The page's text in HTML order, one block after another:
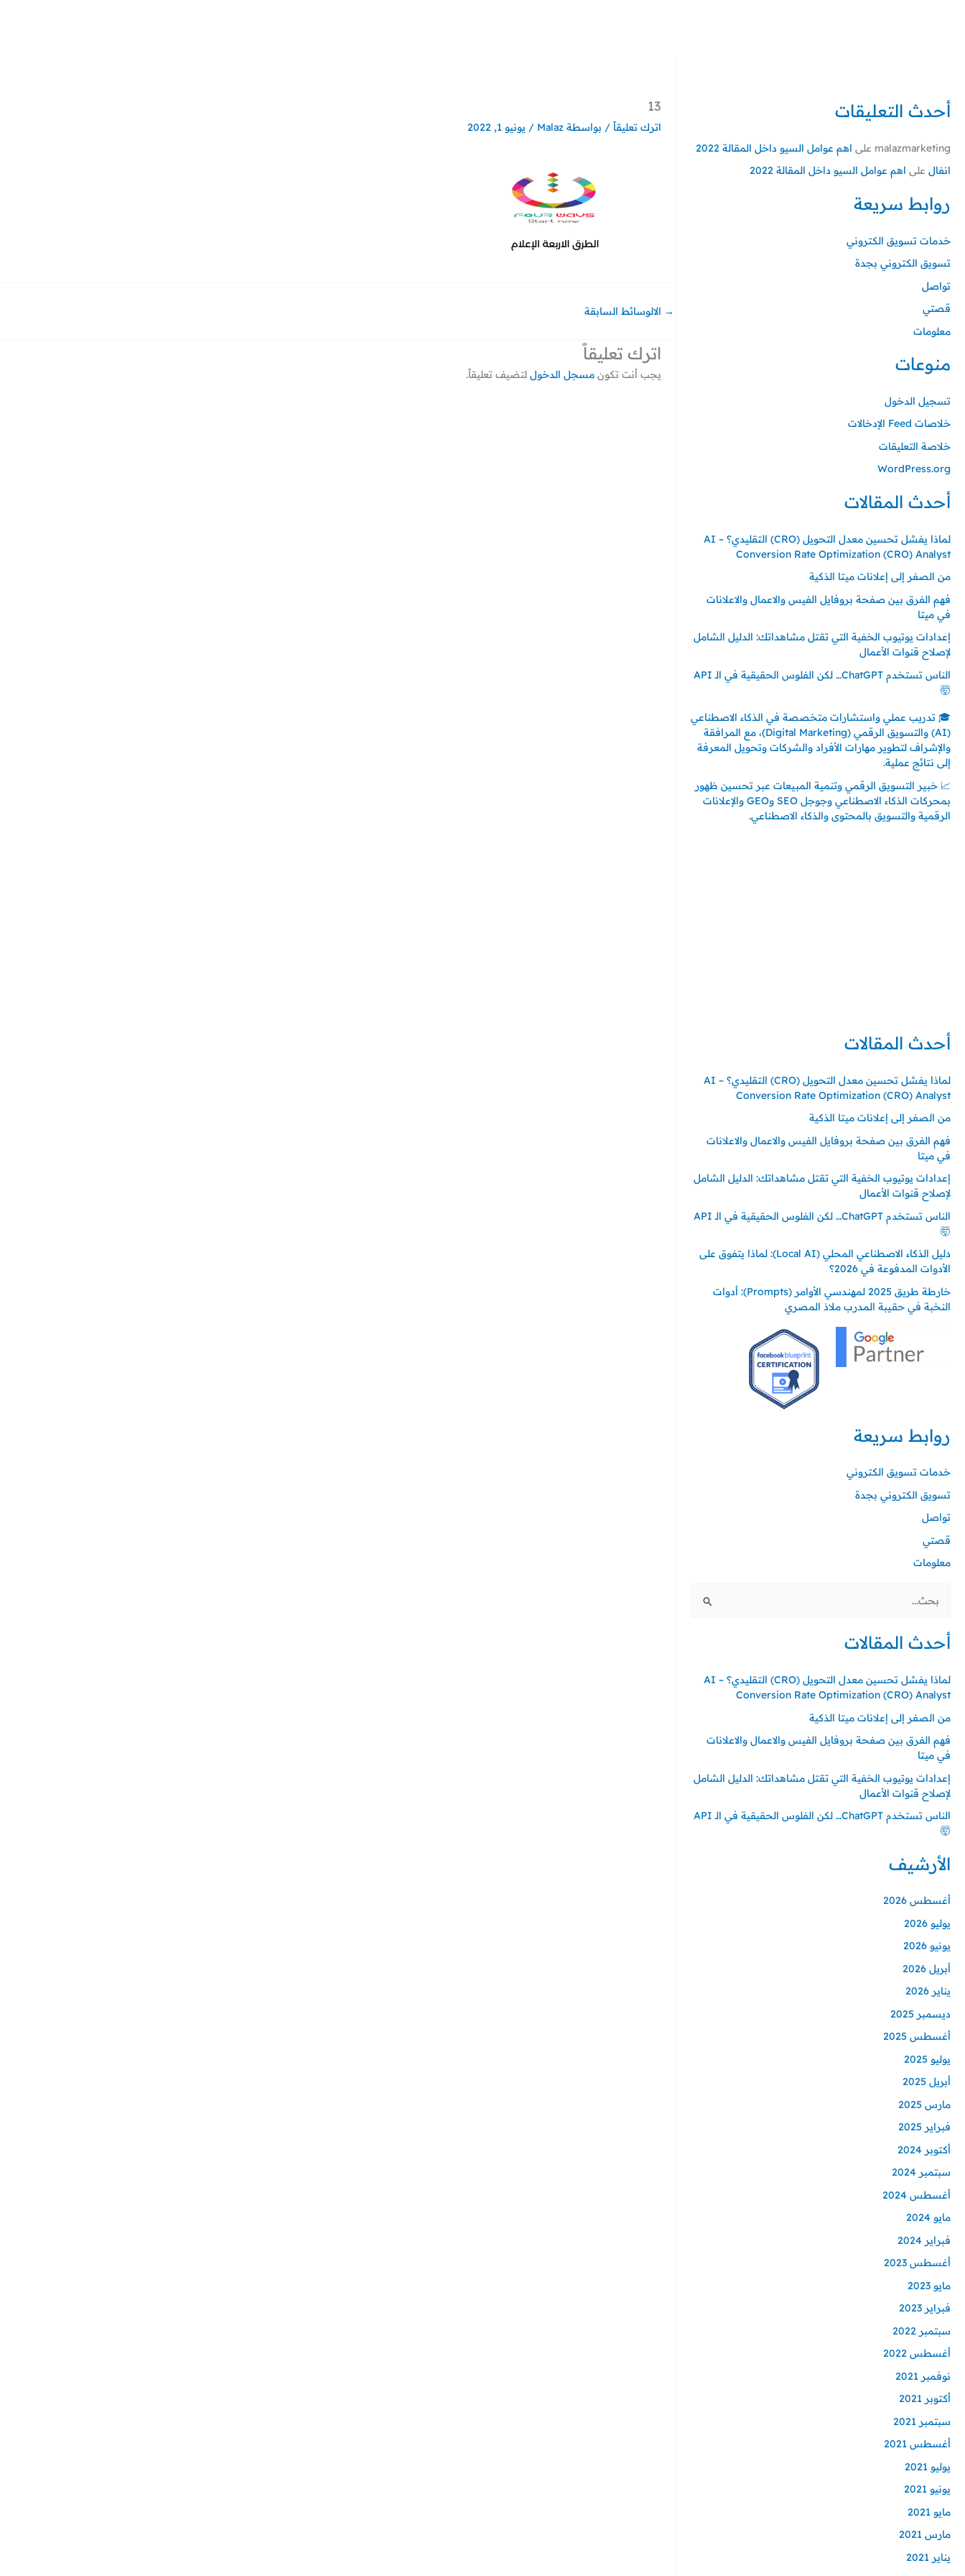
أحدث التعليقات
malazmarketing على اهم عوامل السيو داخل المقالة 2022
انفال على اهم عوامل السيو داخل المقالة 2022
روابط سريعة
خدمات تسويق الكتروني
تسويق الكتروني بجدة
تواصل
قصتي
معلومات
منوعات
تسجيل الدخول
خلاصات Feed الإدخالات
خلاصة التعليقات
WordPress.org
أحدث المقالات
لماذا يفشل تحسين معدل التحويل (CRO) التقليدي؟ – AI
Conversion Rate Optimization (CRO) Analyst
من الصفر إلى إعلانات ميتا الذكية
فهم الفرق بين صفحة بروفايل الفيس والاعمال والاعلانات
في ميتا
إعدادات يوتيوب الخفية التي تقتل مشاهداتك: الدليل الشامل
لإصلاح قنوات الأعمال
الناس تستخدم ChatGPT… لكن الفلوس الحقيقية في الـ API
🤯
🎓 تدريب عملي واستشارات متخصصة في الذكاء الاصطناعي
(AI) والتسويق الرقمي (Digital Marketing)، مع المرافقة
والإشراف لتطوير مهارات الأفراد والشركات وتحويل المعرفة
إلى نتائج عملية.
📈 خبير التسويق الرقمي وتنمية المبيعات عبر تحسين ظهور
بمحركات الذكاء الاصطناعي وجوجل SEO وGEO والإعلانات
الرقمية والتسويق بالمحتوى والذكاء الاصطناعي.
أحدث المقالات
لماذا يفشل تحسين معدل التحويل (CRO) التقليدي؟ – AI
Conversion Rate Optimization (CRO) Analyst
من الصفر إلى إعلانات ميتا الذكية
فهم الفرق بين صفحة بروفايل الفيس والاعمال والاعلانات
في ميتا
إعدادات يوتيوب الخفية التي تقتل مشاهداتك: الدليل الشامل
لإصلاح قنوات الأعمال
الناس تستخدم ChatGPT… لكن الفلوس الحقيقية في الـ API
🤯
دليل الذكاء الاصطناعي المحلي (Local AI): لماذا يتفوق على
الأدوات المدفوعة في 2026؟
خارطة طريق 2025 لمهندسي الأوامر (Prompts): أدوات
النخبة في حقيبة المدرب ملاذ المصري
روابط سريعة
خدمات تسويق الكتروني
تسويق الكتروني بجدة
تواصل
قصتي
معلومات
البحث
أحدث المقالات
لماذا يفشل تحسين معدل التحويل (CRO) التقليدي؟ – AI
Conversion Rate Optimization (CRO) Analyst
من الصفر إلى إعلانات ميتا الذكية
فهم الفرق بين صفحة بروفايل الفيس والاعمال والاعلانات
في ميتا
إعدادات يوتيوب الخفية التي تقتل مشاهداتك: الدليل الشامل
لإصلاح قنوات الأعمال
الناس تستخدم ChatGPT… لكن الفلوس الحقيقية في الـ API
🤯
الأرشيف
أغسطس 2026
يوليو 2026
يونيو 2026
أبريل 2026
يناير 2026
ديسمبر 2025
أغسطس 2025
يوليو 2025
أبريل 2025
مارس 2025
فبراير 2025
أكتوبر 2024
سبتمبر 2024
أغسطس 2024
مايو 2024
فبراير 2024
أغسطس 2023
مايو 2023
فبراير 2023
سبتمبر 2022
أغسطس 2022
نوفمبر 2021
أكتوبر 2021
سبتمبر 2021
أغسطس 2021
يوليو 2021
يونيو 2021
مايو 2021
مارس 2021
يناير 2021
13
اترك تعليقاً / بواسطة Malaz
/ يونيو 1, 2022
→ الالوسائط السابقة
اترك تعليقاً
يجب أنت تكونمسجل الدخول لتضيف تعليقاً.